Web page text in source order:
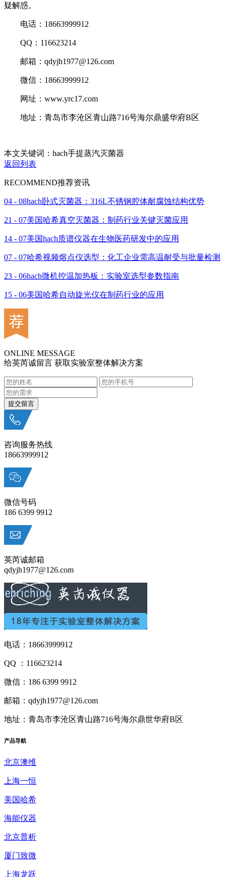
疑解惑。
电话：18663999912
QQ：116623214
邮箱：qdyjh1977@126.com
微信：18663999912
网址：www.yrc17.com
地址：青岛市李沧区青山路716号海尔鼎盛华府B区
本文关键词：hach手提蒸汽灭菌器
返回列表
RECOMMEND推荐资讯
04 - 08hach卧式灭菌器：316L不锈钢腔体耐腐蚀结构优势
21 - 07美国哈希真空灭菌器：制药行业关键灭菌应用
14 - 07美国hach质谱仪器在生物医药研发中的应用
07 - 07哈希视频熔点仪选型：化工企业需高温耐受与批量检测
23 - 06hach微机控温加热板：实验室选型参数指南
15 - 06美国哈希自动旋光仪在制药行业的应用
ONLINE MESSAGE
给英芮诚留言 获取实验室整体解决方案
咨询服务热线
18663999912
微信号码
186 6399 9912
英芮诚邮箱
qdyjh1977@126.com
电话：18663999912
QQ ：116623214
微信：186 6399 9912
邮箱：qdyjh1977@126.com
地址：青岛市李沧区青山路716号海尔鼎世华府B区
产品导航
北京澳维
上海一恒
美国哈希
海能仪器
北京普析
厦门致微
上海龙跃